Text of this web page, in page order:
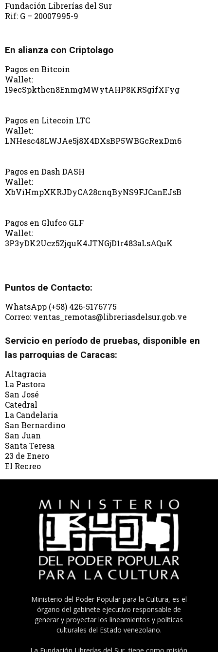
Fundación Librerías del Sur
Rif: G – 20007995-9
En alianza con Criptolago
Pagos en Bitcoin
Wallet:
19ecSpkthcn8EnmgMWytAHP8KRSgifXFyg
Pagos en Litecoin LTC
Wallet:
LNHesc48LWJAe5j8X4DXsBP5WBGcRexDm6
Pagos en Dash DASH
Wallet:
XbViHmpXKRJDyCA28cnqByNS9FJCanEJsB
Pagos en Glufco GLF
Wallet:
3P3yDK2Ucz5ZjquK4JTNGjD1r483aLsAQuK
Puntos de Contacto:
WhatsApp (+58) 426-5176775
Correo: ventas_remotas@libreriasdelsur.gob.ve
Servicio en período de pruebas, disponible en
las parroquias de Caracas:
Altagracia
La Pastora
San José
Catedral
La Candelaria
San Bernardino
San Juan
Santa Teresa
23 de Enero
El Recreo
Ministerio del Poder Popular para la Cultura, es el
órgano del gabinete ejecutivo responsable de
generar y proyectar los lineamientos y políticas
culturales del Estado venezolano.